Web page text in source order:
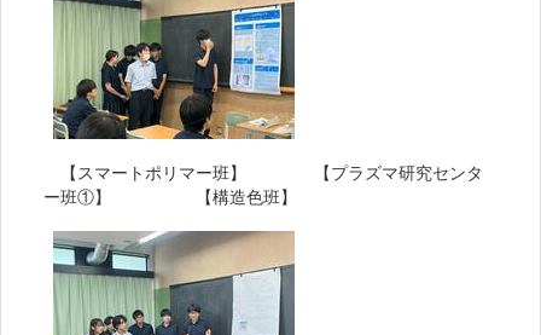
【スマートポリマー班】 【プラズマ研究センタ
ー班①】 【構造色班】